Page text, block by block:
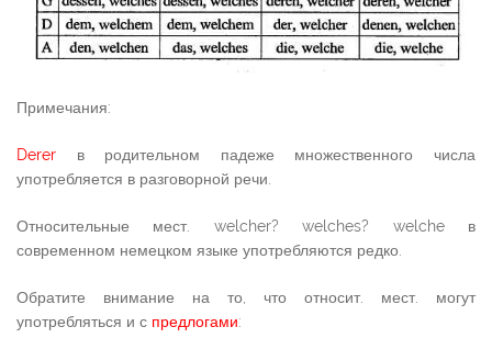
Примечания:
Derer в родительном падеже множественного числа
употребляется в разговорной речи.
Относительные мест. welcher? welches? welche в
современном немецком языке употребляются редко.
Обратите внимание на то, что относит. мест. могут
употребляться и с предлогами: